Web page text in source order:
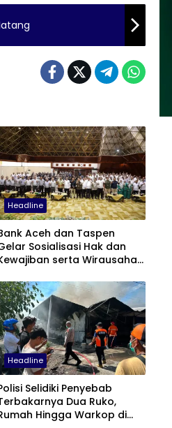
Headline
Aceh dan Taspen
Sosialisasi Hak dan
serta Wirausaha
Headline
Selidiki Penyebab
Dua Ruko,
Hingga Warkop di